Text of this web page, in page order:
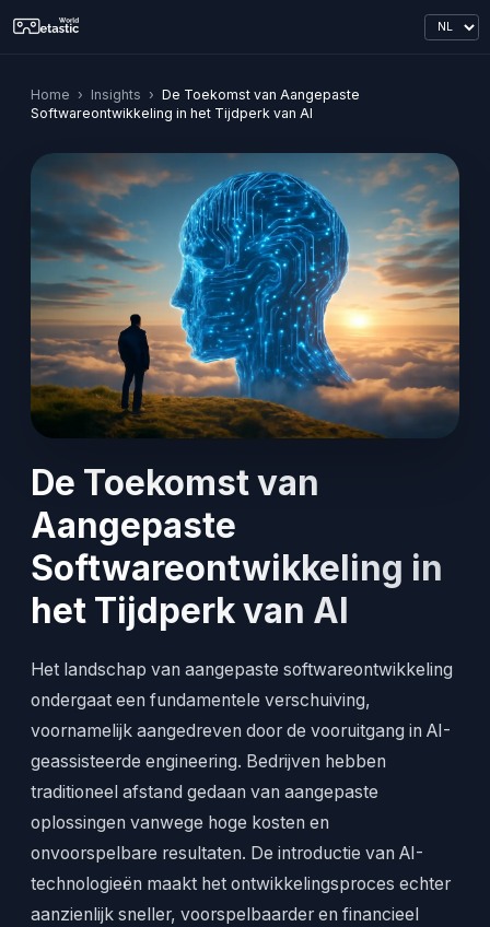
Home › Insights › De Toekomst van Aangepaste
Softwareontwikkeling in het Tijdperk van AI
De Toekomst van
Aangepaste
Softwareontwikkeling in
het Tijdperk van AI
Het landschap van aangepaste softwareontwikkeling
ondergaat een fundamentele verschuiving,
voornamelijk aangedreven door de vooruitgang in AI-
geassisteerde engineering. Bedrijven hebben
traditioneel afstand gedaan van aangepaste
oplossingen vanwege hoge kosten en
onvoorspelbare resultaten. De introductie van AI-
technologieën maakt het ontwikkelingsproces echter
aanzienlijk sneller, voorspelbaarder en financieel